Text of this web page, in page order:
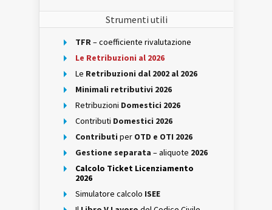
Strumenti utili
TFR– coefficiente rivalutazione
Le Retribuzioni al 2026
Le Retribuzioni dal 2002 al 2026
Minimali retributivi 2026
Retribuzioni Domestici 2026
Contributi Domestici 2026
Contributi per OTD e OTI 2026
Gestione separata – aliquote 2026
Calcolo Ticket Licenziamento
2026
Simulatore calcolo ISEE